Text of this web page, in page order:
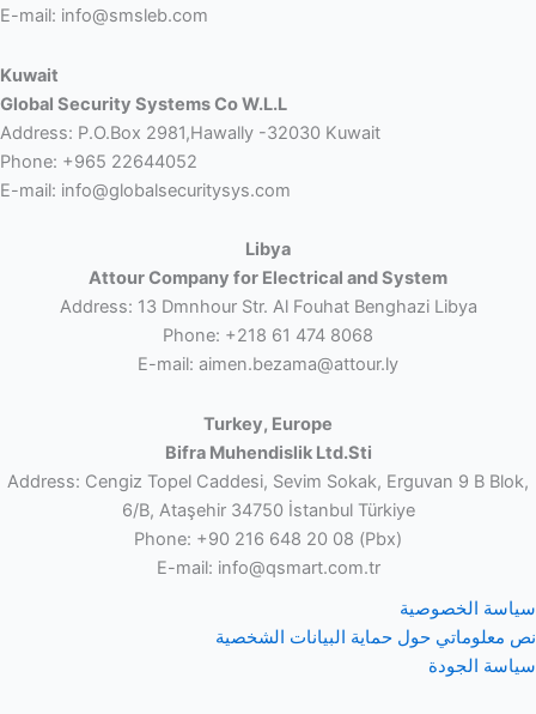
E-mail: info@smsleb.com
Kuwait
Global Security Systems Co W.L.L
Address: P.O.Box 2981,Hawally -32030 Kuwait
Phone: +965 22644052
E-mail: info@globalsecuritysys.com
Libya
Attour Company for Electrical and System
Address: 13 Dmnhour Str. Al Fouhat Benghazi Libya
Phone: +218 61 474 8068
E-mail: aimen.bezama@attour.ly
Turkey, Europe
Bifra Muhendislik Ltd.Sti
Address: Cengiz Topel Caddesi, Sevim Sokak, Erguvan 9 B Blok,
6/B, Ataşehir 34750 İstanbul Türkiye
Phone: +90 216 648 20 08 (Pbx)
E-mail: info@qsmart.com.tr
سياسة الخصوصية
نص معلوماتي حول حماية البيانات الشخصية
سياسة الجودة